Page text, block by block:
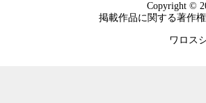
Copyright ©
掲載作品に関する著作
ワロス